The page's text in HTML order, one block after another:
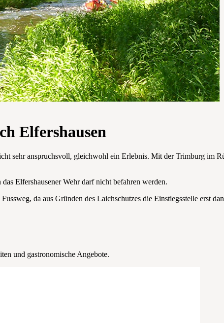
Elfershausen
sehr anspruchsvoll, gleichwohl ein Erlebnis. Mit der Trimburg im
Elfershausener Wehr darf nicht befahren werden.
da aus Gründen des Laichschutzes die Einstiegsstelle erst
und gastronomische Angebote.